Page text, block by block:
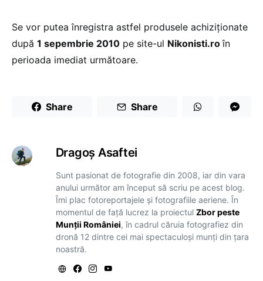
Se vor putea înregistra astfel produsele achiziţionate
după 1 sepembrie 2010 pe site-ul Nikonisti.roîn
perioada imediat următoare.
Share Share
Dragoş Asaftei
Sunt pasionat de fotografie din 2008, iar din vara
anului următor am început să scriu pe acest blog.
Îmi plac fotoreportajele și fotografiile aeriene. În
momentul de față lucrez la proiectul Zbor peste
Munții României, în cadrul căruia fotografiez din
dronă 12 dintre cei mai spectaculoși munți din țara
noastră.